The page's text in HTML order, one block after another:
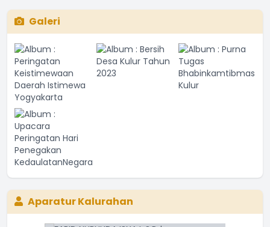
Galeri
Aparatur Kalurahan